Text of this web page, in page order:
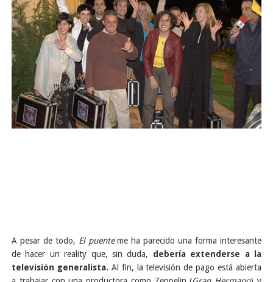
A pesar de todo, El puenteme ha parecido una forma interesante
de hacer un reality que, sin duda, debería extenderse a la
televisión generalista. Al fin, la televisión de pago está abierta